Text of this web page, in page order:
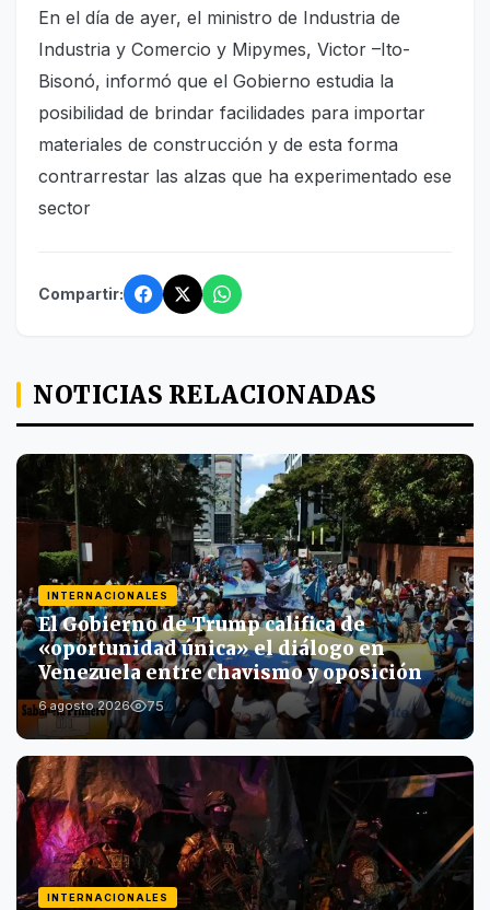
En el día de ayer, el ministro de Industria de
Industria y Comercio y Mipymes, Victor –Ito-
Bisonó, informó que el Gobierno estudia la
posibilidad de brindar facilidades para importar
materiales de construcción y de esta forma
contrarrestar las alzas que ha experimentado ese
sector
Compartir:
NOTICIAS RELACIONADAS
INTERNACIONALES
El Gobierno de Trump califica de
«oportunidad única» el diálogo en
Venezuela entre chavismo y oposición
6 agosto 2026 75
INTERNACIONALES